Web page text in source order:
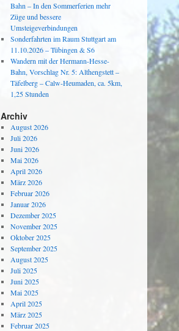
Bahn – In den Sommerferien mehr
Züge und bessere
Umsteigeverbindungen
Sonderfahrten im Raum Stuttgart am
11.10.2026 – Tübingen & S6
Wandern mit der Hermann-Hesse-
Bahn, Vorschlag Nr. 5: Althengstett –
Täfelberg – Calw-Heumaden, ca. 5km,
1,25 Stunden
Archiv
August 2026
Juli 2026
Juni 2026
Mai 2026
April 2026
März 2026
Februar 2026
Januar 2026
Dezember 2025
November 2025
Oktober 2025
September 2025
August 2025
Juli 2025
Juni 2025
Mai 2025
April 2025
März 2025
Februar 2025